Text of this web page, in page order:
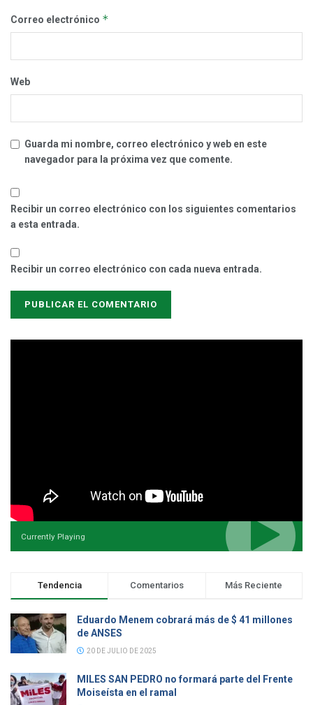
Correo electrónico *
Web
Guarda mi nombre, correo electrónico y web en este
navegador para la próxima vez que comente.
Recibir un correo electrónico con los siguientes comentarios
a esta entrada.
Recibir un correo electrónico con cada nueva entrada.
Currently Playing
Tendencia Comentarios Más Reciente
Eduardo Menem cobrará más de $ 41 millones
de ANSES
20 DE JULIO DE 2025
MILES SAN PEDRO no formará parte del Frente
Moiseísta en el ramal